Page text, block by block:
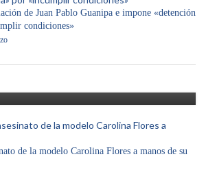
de Juan Pablo Guanipa e impone «detención
condiciones»
SUCESOS
deja 9 fallecidos y 27
de la modelo Carolina Flores a manos de su